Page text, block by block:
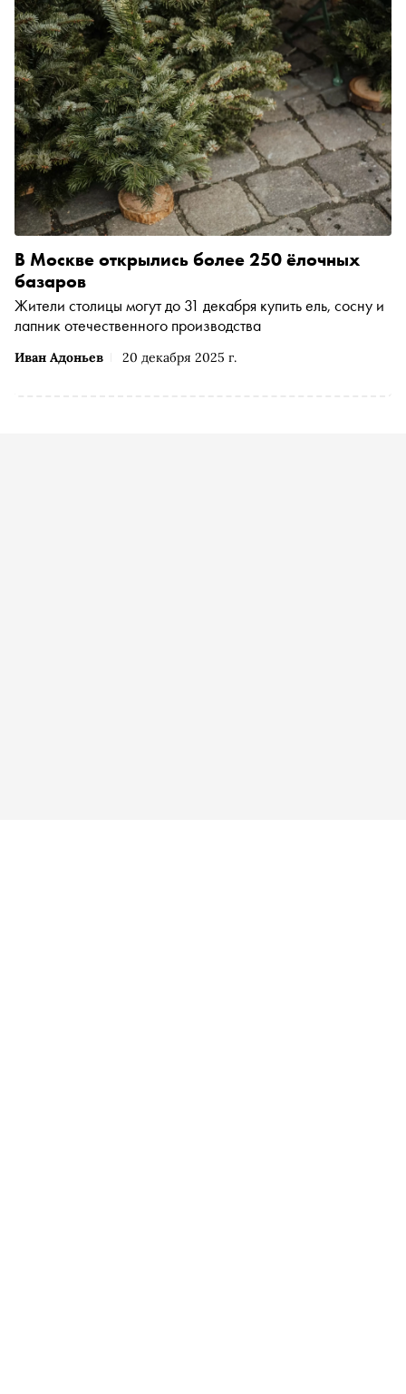
Иван Адоньев 20 декабря 2025 г.
В Москве открылись более 250 ёлочных
базаров
Жители столицы могут до 31 декабря купить ель, сосну и
лапник отечественного производства